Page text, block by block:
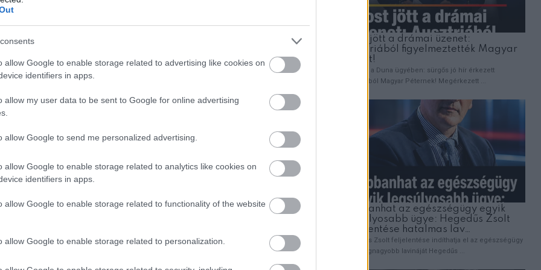
allow Google to enable storage related to advertising like cookies on
identifiers in apps.
allow my user data to be sent to Google for online advertising
allow Google to send me personalized advertising.
allow Google to enable storage related to analytics like cookies on
identifiers in apps.
allow Google to enable storage related to functionality of the website
allow Google to enable storage related to personalization.
kerülnek.
gond adódik, inkább előrelépsz, mert hiszel abban, hogy a tétlenség
Nem riadsz vissza a felelősségtől, és akkor is haladsz, amikor nehéz a
egy közös cél felé terelni.
vizuális személyiségtesztek?
mintát keres, és megoldást akar találni. Közben az is számít,